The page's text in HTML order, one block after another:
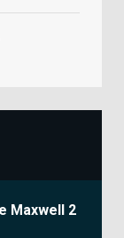
Maxwell 2